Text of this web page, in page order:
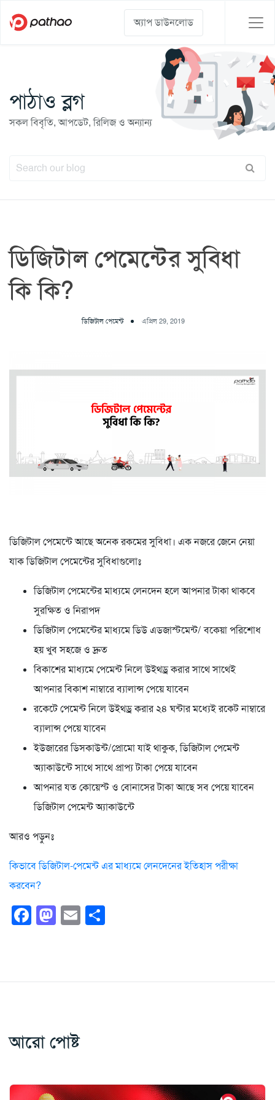
অ্যাপ ডাউনলোড
পাঠাও ব্লগ
সকল বিবৃতি, আপডেট, রিলিজ ও অন্যান্য
ডিজিটাল পেমেন্টের সুবিধা
কি কি?
ডিজিটাল পেমেন্ট এপ্রিল 29, 2019
ডিজিটাল পেমেন্টে আছে অনেক রকমের সুবিধা। এক নজরে জেনে নেয়া
যাক ডিজিটাল পেমেন্টের সুবিধাগুলোঃ
ডিজিটাল পেমেন্টের মাধ্যমে লেনদেন হলে আপনার টাকা থাকবে
সুরক্ষিত ও নিরাপদ
ডিজিটাল পেমেন্টের মাধ্যমে ডিউ এডজাস্টমেন্ট/ বকেয়া পরিশোধ
হয় খুব সহজে ও দ্রুত
বিকাশের মাধ্যমে পেমেন্ট নিলে উইথড্র করার সাথে সাথেই
আপনার বিকাশ নাম্বারে ব্যালান্স পেয়ে যাবেন
রকেটে পেমেন্ট নিলে উইথড্র করার ২৪ ঘন্টার মধ্যেই রকেট নাম্বারে
ব্যালান্স পেয়ে যাবেন
ইউজারের ডিসকাউন্ট/প্রোমো যাই থাকুক, ডিজিটাল পেমেন্ট
অ্যাকাউন্টে সাথে সাথে প্রাপ্য টাকা পেয়ে যাবেন
আপনার যত কোয়েস্ট ও বোনাসের টাকা আছে সব পেয়ে যাবেন
ডিজিটাল পেমেন্ট অ্যাকাউন্টে
আরও পড়ুনঃ
কিভাবে ডিজিটাল-পেমেন্ট এর মাধ্যমে লেনদেনের ইতিহাস পরীক্ষা
করবেন?
Facebook
Mastodon
Email
আরো পোষ্ট